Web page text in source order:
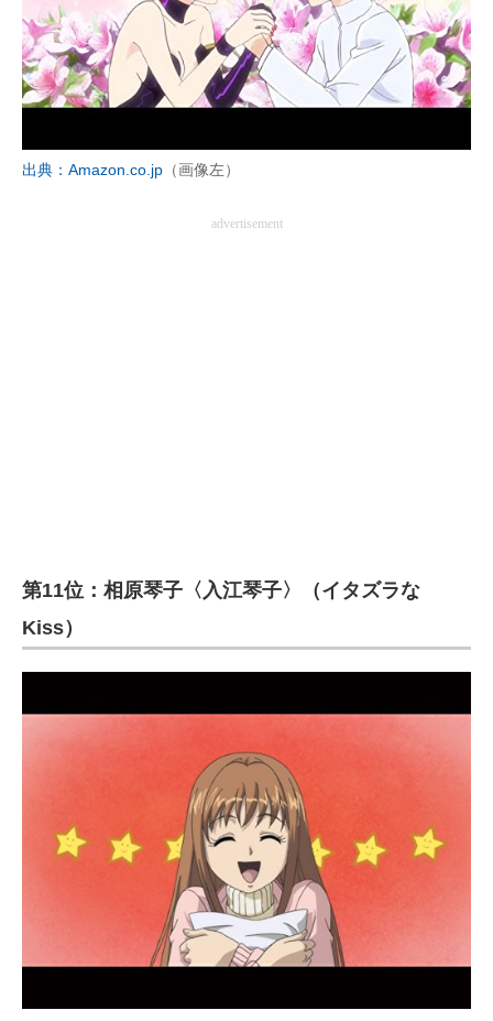
出典：Amazon.co.jp （画像左）
advertisement
第11位：相原琴子〈入江琴子〉（イタズラな
Kiss）